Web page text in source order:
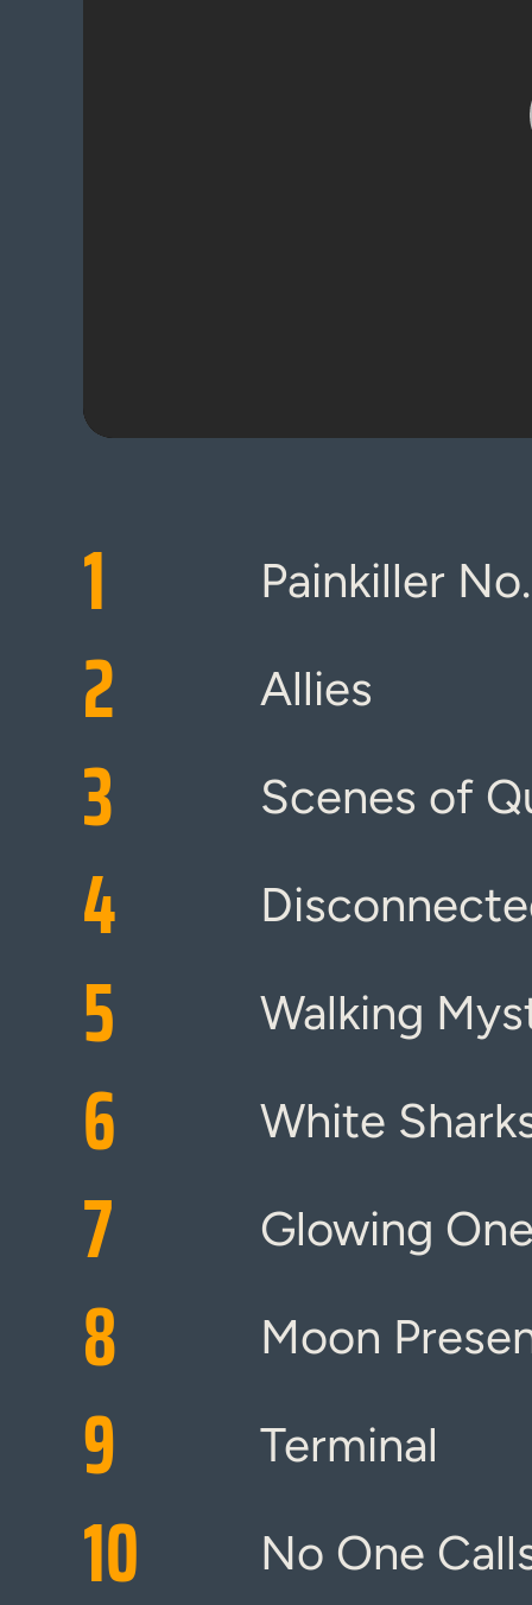
1 Painkiller
2 Allies
3 Scenes of
4
5 Walking
6 White
7 Glowing
8 Moon
9 Terminal
10 No One